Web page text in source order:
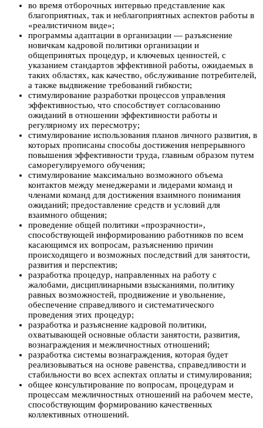
во время отборочных интервью представление как
благоприятных, так и неблагоприятных аспектов работы в
«реалистичном виде»;
программы адаптации в организации — разъяснение
новичкам кадровой политики организации и
общепринятых процедур, и ключевых ценностей, с
указанием стандартов эффективной работы, ожидаемых в
таких областях, как качество, обслуживание потребителей,
а также выдвижение требований гибкости;
стимулирование разработки процессов управления
эффективностью, что способствует согласованию
ожиданий в отношении эффективности работы и
регулярному их пересмотру;
стимулирование использования планов личного развития, в
которых прописаны способы достижения непрерывного
повышения эффективности труда, главным образом путем
саморегулируемого обучения;
стимулирование максимально возможного объема
контактов между менеджерами и лидерами команд и
членами команд для достижения взаимного понимания
ожиданий; предоставление средств и условий для
взаимного общения;
проведение общей политики «прозрачности»,
способствующей информированию работников по всем
касающимся их вопросам, разъяснению причин
происходящего и возможных последствий для занятости,
развития и перспектив;
разработка процедур, направленных на работу с
жалобами, дисциплинарными взысканиями, политику
равных возможностей, продвижение и увольнение,
обеспечение справедливого и систематического
проведения этих процедур;
разработка и разъяснение кадровой политики,
охватывающей основные области занятости, развития,
вознаграждения и межличностных отношений;
разработка системы вознаграждения, которая будет
реализовываться на основе равенства, справедливости и
стабильности во всех аспектах оплаты и стимулирования;
общее консультирование по вопросам, процедурам и
процессам межличностных отношений на рабочем месте,
способствующим формированию качественных
коллективных отношений.